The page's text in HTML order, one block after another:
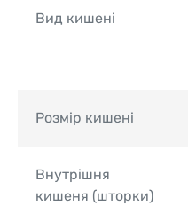
Вид кишені
Розмір кишені
Внутрішня
кишеня (шторки)